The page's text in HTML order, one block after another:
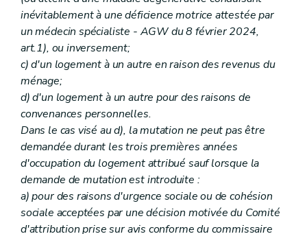
inévitablement à une déficience motrice attestée par
un médecin spécialiste - AGW du 8 février 2024,
art.1), ou inversement;
c) d'un logement à un autre en raison des revenus du
ménage;
d) d'un logement à un autre pour des raisons de
convenances personnelles.
Dans le cas visé au d), la mutation ne peut pas être
demandée durant les trois premières années
d'occupation du logement attribué sauf lorsque la
demande de mutation est introduite :
a) pour des raisons d'urgence sociale ou de cohésion
sociale acceptées par une décision motivée du Comité
d'attribution prise sur avis conforme du commissaire